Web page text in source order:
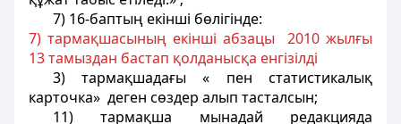
7) 16-баптың екінші бөлігінде:
7) тармақшасының екінші абзацы 2010 жылғы
13 тамыздан бастап қолданысқа енгізілді
3) тармақшадағы « пен статистикалық
карточка» деген сөздер алып тасталсын;
11) тармақша мынадай редакцияда